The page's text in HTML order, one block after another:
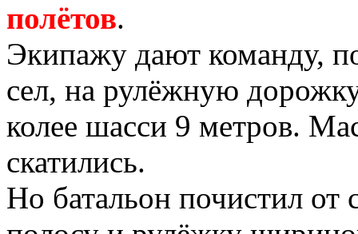
полётов.
Экипажу дают команду,
сел, на рулёжную
колее шасси 9 метров.
скатились.
Но батальон почистил от